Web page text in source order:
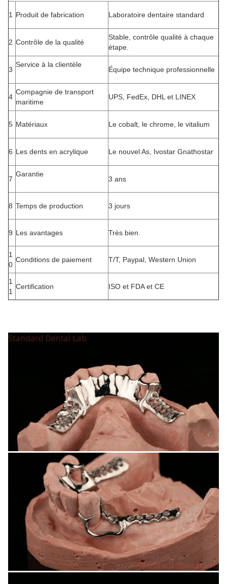
1 Produit de fabrication Laboratoire dentaire standard
2 Contrôle de la qualité
Stable, contrôle qualité à chaque
étape.
3
Service à la clientèle
Équipe technique professionnelle
4
Compagnie de transport
maritime
UPS, FedEx, DHL et LINEX
5 Matériaux Le cobalt, le chrome, le vitalium
6 Les dents en acrylique Le nouvel As, Ivostar Gnathostar
7
Garantie
3 ans
8 Temps de production 3 jours
9 Les avantages Très bien.
1
0
Conditions de paiement T/T, Paypal, Western Union
1
1
Certification ISO et FDA et CE